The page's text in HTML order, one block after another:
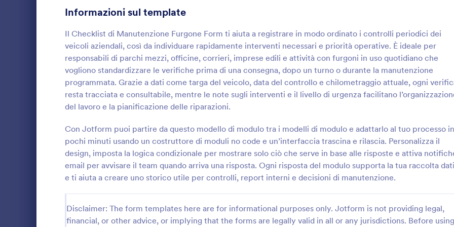
Informazioni sul template
Il Checklist di Manutenzione Furgone Form ti aiuta a registrare in modo ordinato i controlli periodici dei
veicoli aziendali, così da individuare rapidamente interventi necessari e priorità operative. È ideale per
responsabili di parchi mezzi, officine, corrieri, imprese edili e attività con furgoni in uso quotidiano che
vogliono standardizzare le verifiche prima di una consegna, dopo un turno o durante la manutenzione
programmata. Grazie a dati come targa del veicolo, data del controllo e chilometraggio attuale, ogni
resta tracciata e consultabile, mentre le note sugli interventi e il livello di urgenza facilitano
del lavoro e la pianificazione delle riparazioni.
Con Jotform puoi partire da questo modello di modulo tra i modelli di modulo e adattarlo al tuo processo in
pochi minuti usando un costruttore di moduli no code e un’interfaccia trascina e rilascia. Personalizza il
design, imposta la logica condizionale per mostrare solo ciò che serve in base alle risposte e attiva
email per avvisare il team quando arriva una risposta. Ogni risposta del modulo supporta la tua raccolta dati
e ti aiuta a creare uno storico utile per controlli, report interni e decisioni di manutenzione.
Disclaimer: The form templates here are for informational purposes only. Jotform is not providing legal,
financial, or other advice, or implying that the forms are legally valid in all or any jurisdictions. Before using
: Modulo Di Verifica Del Camion Dei Vigili Del
Modulo Di Verifica Del Camion Dei Vigili Del Fuoco Form
Registra controlli e segnalazioni sui mezzi
controllo del mezzo dei vigili del fuoco,
utile per comandi e distaccamenti che
vogliono standardizzare le verifiche e
centralizzare le risposte.
Go to Category:
Moduli per Vigili del Fuoco
Usa Template
:
parco mezzi con il Modulo Lista
mensile veicolo di Jotform,
aziende di trasporto, manutentori
responsabili di flotta che vogliono
raccolta dati ordinata.
Go to Category:
Moduli Revisione Auto
Usa Template
Moduli di Iscrizione 56
Moduli Riassunto 5
Moduli di Approvazione 85
Moduli di valutazione 132
Moduli di Presenza
Revisione 48
Moduli di autorizzazione 117
Moduli per il Black Friday 4